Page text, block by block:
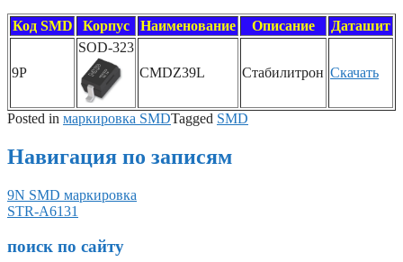
Код SMD Корпус Наименование Описание Даташит
9P
SOD-323
CMDZ39L
Стабилитрон Скачать
Posted in маркировка SMDTagged SMD
Навигация по записям
9N SMD маркировка
STR-A6131
поиск по сайту